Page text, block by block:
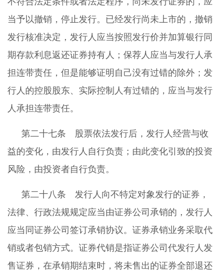
当予以撤销，停止发行。已经发行尚未上市的，撤销
发行核准决定，发行人应当按照发行价并加算银行同
期存款利息返还证券持有人；保荐人应当与发行人承
担连带责任，但是能够证明自己没有过错的除外；发
行人的控股股东、实际控制人有过错的，应当与发行
人承担连带责任。
第二十七条 股票依法发行后，发行人经营与收
益的变化，由发行人自行负责；由此变化引致的投资
风险，由投资者自行负责。
第二十八条 发行人向不特定对象发行的证券，
法律、行政法规规定应当由证券公司承销的，发行人
应当同证券公司签订承销协议。证券承销业务采取代
销或者包销方式。证券代销是指证券公司代发行人发
售证券，在承销期结束时，将未售出的证券全部退还